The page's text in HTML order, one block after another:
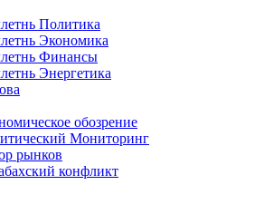
Политика
Экономика
Финансы
Энергетика
обозрение
Мониторинг
рынков
конфликт